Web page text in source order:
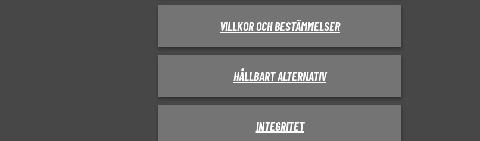
VILLKOR OCH BESTÄMMELSER
HÅLLBART ALTERNATIV
INTEGRITET